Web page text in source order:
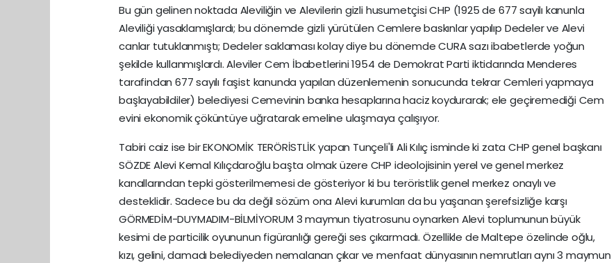
Bu gün gelinen noktada Aleviliğin ve Alevilerin gizli husumetçisi CHP (1925 de 677 sayilı kanunla
Aleviliği yasaklamışlardı; bu dönemde gizli yürütülen Cemlere baskınlar yapılıp Dedeler ve Alevi
canlar tutuklanmıştı; Dedeler saklaması kolay diye bu dönemde CURA sazı ibabetlerde yoğun
şekilde kullanmışlardı. Aleviler Cem İbabetlerini 1954 de Demokrat Parti iktidarında Menderes
tarafindan 677 sayılı faşist kanunda yapılan düzenlemenin sonucunda tekrar Cemleri yapmaya
başlayabildiler) belediyesi Cemevinin banka hesaplarına haciz koydurarak; ele geçiremediği Cem
evini ekonomik çöküntüye uğratarak emeline ulaşmaya çalışıyor.
Tabiri caiz ise bir EKONOMİK TERÖRİSTLİK yapan Tunçeli'li Ali Kılıç isminde ki zata CHP genel başkanı
SÖZDE Alevi Kemal Kılıçdaroğlu başta olmak üzere CHP ideolojisinin yerel ve genel merkez
kanallarından tepki gösterilmemesi de gösteriyor ki bu teröristlik genel merkez onaylı ve
desteklidir. Sadece bu da değil sözüm ona Alevi kurumları da bu yaşanan şerefsizliğe karşı
GÖRMEDİM-DUYMADIM-BİLMİYORUM 3 maymun tiyatrosunu oynarken Alevi toplumunun büyük
kesimi de particilik oyununun figüranlığı gereği ses çıkarmadı. Özellikle de Maltepe özelinde oğlu,
kızı, gelini, damadı belediyeden nemalanan çıkar ve menfaat dünyasının nemrutları aynı 3 maymun